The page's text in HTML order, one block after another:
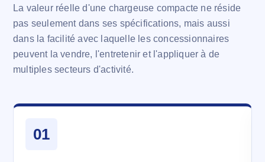
La valeur réelle d'une chargeuse compacte ne réside
pas seulement dans ses spécifications, mais aussi
dans la facilité avec laquelle les concessionnaires
peuvent la vendre, l'entretenir et l'appliquer à de
multiples secteurs d'activité.
01